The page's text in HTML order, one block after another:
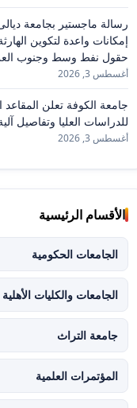
رسالة ماجستير بجامعة
إمكانات واعدة لتكوين
حقول نفط وسط وجنوب
أغسطس 3, 2026
جامعة الكوفة تعلن المقاعد
للدراسات العليا وتفاصيل
أغسطس 3, 2026
الأقسام الرئيسية
الجامعات الحكومية
الجامعات والكليات الأهلية
جامعة التراث
المؤتمرات العلمية